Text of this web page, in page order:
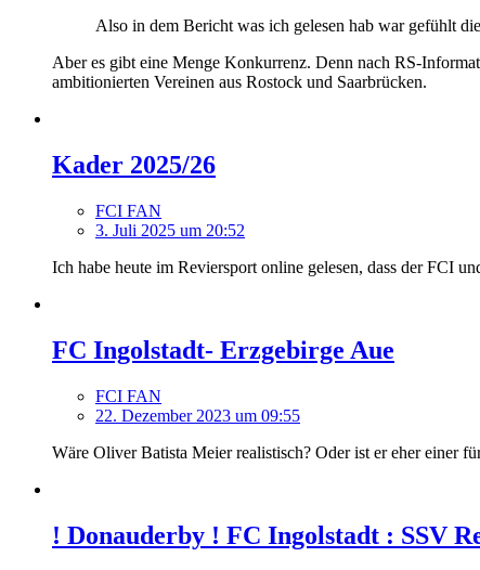
Also in dem Bericht was ich gelesen hab war gefühlt
Aber es gibt eine Menge Konkurrenz. Denn nach RS-
ambitionierten Vereinen aus Rostock und Saarbrücken.
Kader 2025/26
FCI FAN
3. Juli 2025 um 20:52
Ich habe heute im Reviersport online gelesen, dass der FCI
FC Ingolstadt- Erzgebirge Aue
FCI FAN
22. Dezember 2023 um 09:55
Wäre Oliver Batista Meier realistisch? Oder ist er eher einer
! Donauderby ! FC Ingolstadt : SSV